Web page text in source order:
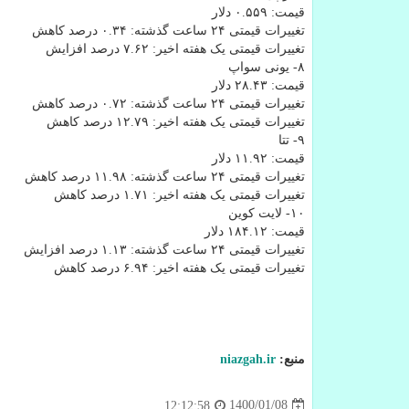
قیمت: ۰.۵۵۹ دلار
تغییرات قیمتی ۲۴ ساعت گذشته: ۰.۳۴ درصد کاهش
تغییرات قیمتی یک هفته اخیر: ۷.۶۲ درصد افزایش
۸- یونی سواپ
قیمت: ۲۸.۴۳ دلار
تغییرات قیمتی ۲۴ ساعت گذشته: ۰.۷۲ درصد کاهش
تغییرات قیمتی یک هفته اخیر: ۱۲.۷۹ درصد کاهش
۹- تتا
قیمت: ۱۱.۹۲ دلار
تغییرات قیمتی ۲۴ ساعت گذشته: ۱۱.۹۸ درصد کاهش
تغییرات قیمتی یک هفته اخیر: ۱.۷۱ درصد کاهش
۱۰- لایت کوین
قیمت: ۱۸۴.۱۲ دلار
تغییرات قیمتی ۲۴ ساعت گذشته: ۱.۱۳ درصد افزایش
تغییرات قیمتی یک هفته اخیر: ۶.۹۴ درصد کاهش
منبع: niazgah.ir
1400/01/08
12:12:58